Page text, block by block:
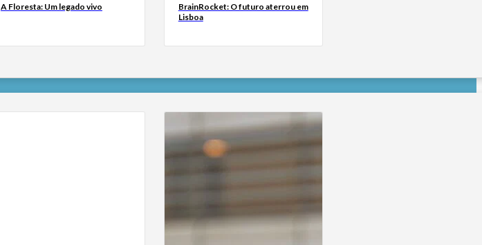
A Floresta: Um legado vivo
BrainRocket: O futuro aterrou em
Lisboa